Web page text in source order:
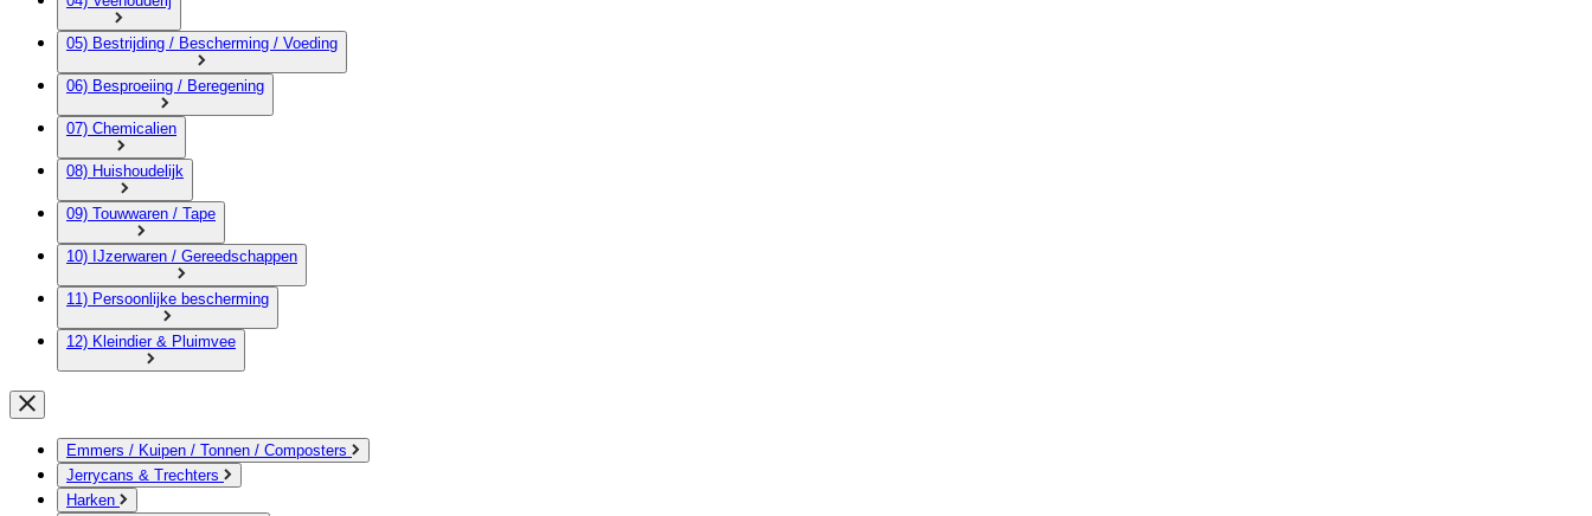
05) Bestrijding / Bescherming / Voeding
06) Besproeiing / Beregening
07) Chemicalien
08) Huishoudelijk
09) Touwwaren / Tape
10) IJzerwaren / Gereedschappen
11) Persoonlijke bescherming
12) Kleindier & Pluimvee
Emmers / Kuipen / Tonnen / Composters
Jerrycans & Trechters
Harken